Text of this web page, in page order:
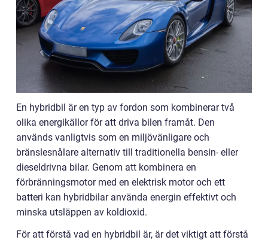
En hybridbil är en typ av fordon som kombinerar två
olika energikällor för att driva bilen framåt. Den
används vanligtvis som en miljövänligare och
bränslesnålare alternativ till traditionella bensin- eller
dieseldrivna bilar. Genom att kombinera en
förbränningsmotor med en elektrisk motor och ett
batteri kan hybridbilar använda energin effektivt och
minska utsläppen av koldioxid.
För att förstå vad en hybridbil är, är det viktigt att förstå